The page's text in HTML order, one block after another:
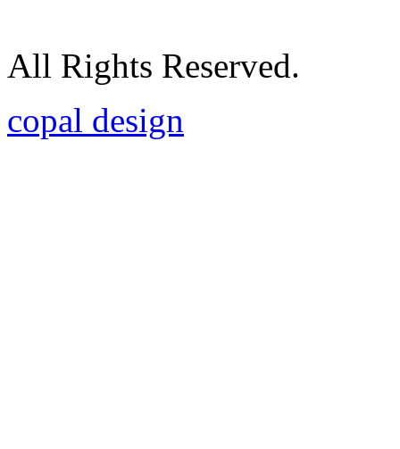
All Rights Reserved.
copal design